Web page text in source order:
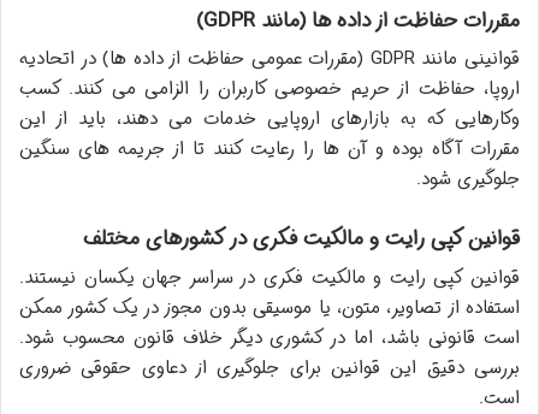
مقررات حفاظت از داده ها (مانند GDPR)
قوانینی مانند GDPR (مقررات عمومی حفاظت از داده ها) در اتحادیه
اروپا، حفاظت از حریم خصوصی کاربران را الزامی می کنند. کسب
وکارهایی که به بازارهای اروپایی خدمات می دهند، باید از این
مقررات آگاه بوده و آن ها را رعایت کنند تا از جریمه های سنگین
جلوگیری شود.
قوانین کپی رایت و مالکیت فکری در کشورهای مختلف
قوانین کپی رایت و مالکیت فکری در سراسر جهان یکسان نیستند.
استفاده از تصاویر، متون، یا موسیقی بدون مجوز در یک کشور ممکن
است قانونی باشد، اما در کشوری دیگر خلاف قانون محسوب شود.
بررسی دقیق این قوانین برای جلوگیری از دعاوی حقوقی ضروری
است.